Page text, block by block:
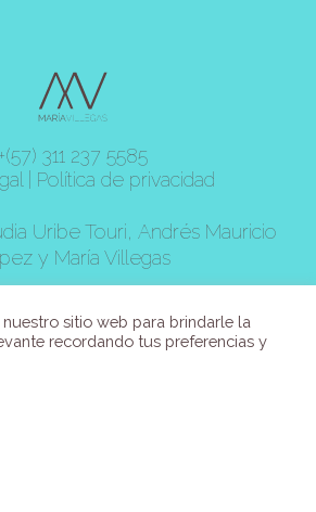
+(57) 311 237 5585
Política de privacidad
Uribe Touri, Andrés Mauricio
y María Villegas
reservados.
sitio web para brindarle la
recordando tus preferencias y